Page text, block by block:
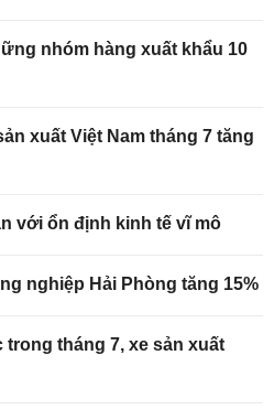
nhóm hàng xuất khẩu 10
xuất Việt Nam tháng 7 tăng
với ổn định kinh tế vĩ mô
nghiệp Hải Phòng tăng 15%
trong tháng 7, xe sản xuất